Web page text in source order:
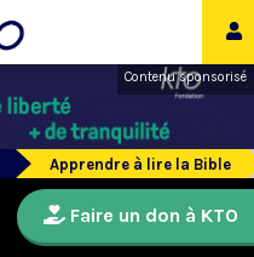
Contenu sponsorisé
Apprendre à lire la Bible
Faire un don à KTO